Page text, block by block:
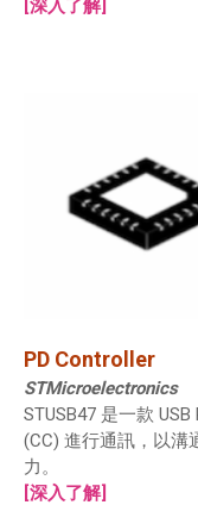
[深入了解]
PD Controller
STMicroelectronics
STUSB47 是一款
(CC) 進行通訊，以溝
力。
[深入了解]